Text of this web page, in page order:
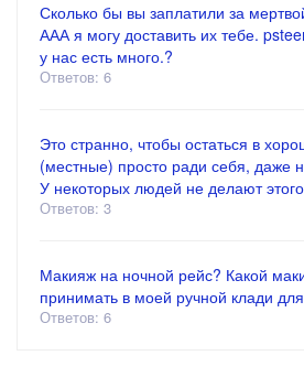
Сколько бы вы заплатили за
ААА я могу доставить их тебе.
у нас есть много.?
Ответов: 6
Это странно, чтобы остаться в
(местные) просто ради себя, даже
У некоторых людей не делают
Ответов: 3
Макияж на ночной рейс? Какой
принимать в моей ручной клади
Ответов: 6